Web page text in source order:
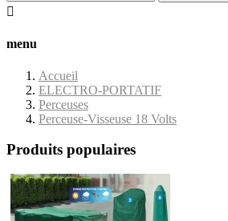

menu
Accueil
ELECTRO-PORTATIF
Perceuses
Perceuse-Visseuse 18 Volts
Produits populaires